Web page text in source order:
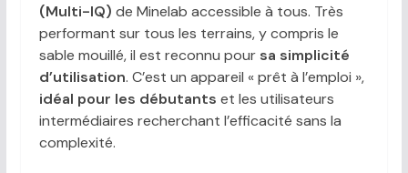
(Multi-IQ) de Minelab accessible à tous. Très
performant sur tous les terrains, y compris le
sable mouillé, il est reconnu poursa simplicité
d’utilisation. C’est un appareil « prêt à l’emploi »,
idéal pour les débutants et les utilisateurs
intermédiaires recherchant l’efficacité sans la
complexité.